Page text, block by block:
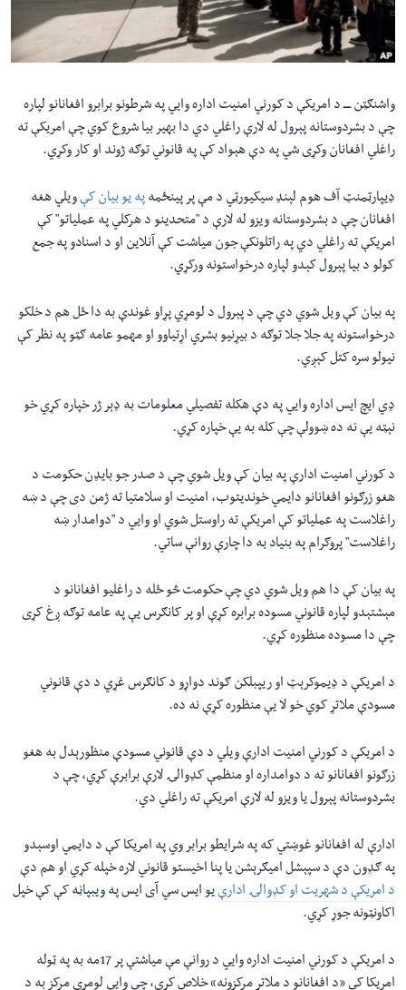
دلته
مخکې
لټون
واوړئ
اداریه
Learning English
FOLLOW US
ژبې
واشنګټن ــــ د امریکې د کورني امنیت اداره وایي په شرطونو برابرو افغانانو لپاره
چې د بشردوستانه پېرول له لارې راغلي دي دا بهیر بیا شروع کوي چې امریکې ته
راغلي افغانان وکړی شي په دې هېواد کې په قانوني توګه ژوند او کار وکړي.
ډیپارټمنټ آف هوم لېنډ سیکیورټي د مې پر پینځمه په یو بیان کېویلي هغه
افغانان چې د بشردوستانه ویزو له لارې د "متحدینو د هرکلي په عملیاتو" کې
امریکې ته راغلي دي په راتلونکې جون میاشت کې آنلاین او د اسنادو په جمع
کولو د بیا پېرول کېدو لپاره درخواستونه ورکړي.
په بیان کې ویل شوي دي‌ چې د پېرول د لومړي پړاو غوندې به دا ځل هم د خلکو
درخواستونه په جلا جلا توګه د بیړنیو بشري اړتیاوو او مهمو عامه ګټو په نظر کې
نیولو سره کتل کېږي.
ډي ایچ ایس اداره وایي په دې هکله تفصیلي معلومات به ډېر ژر خپاره کړي خو
نېټه یې نه ده ښوولې چې کله به یې خپاره کړي.
د کورني امنیت ادارې په بیان کې ویل شوي چې د صدر جو بایډن حکومت د
هغو زرګونو افغانانو دایمي خوندیتوب، امنیت او سلامتیا ته ژمن دی چې د ښه
راغلاست په عملیاتو کې امریکې ته راوستل شوي او وایي د "دوامدار ښه
راغلاست" پروګرام په بنیاد به دا چارې روانې ساتي.
په بیان کې دا هم ویل شوي دي‌ چې حکومت څو ځله د راغلیو افغانانو د
مېشتېدو لپاره قانوني مسوده برابره کړې او پر کانګرس یې په عامه توګه ږغ کړی
چې دا مسوده منظوره کړي.
د امریکې د ډیموکرېټ او ریپبلکن ګوند دواړو د کانګرس غړي د دې قانوني
مسودې ملاتړ کوي خو لا یې منظوره کړې نه ده.
د امریکې د کورني امنیت ادارې ویلي د دې قانوني مسودې منظورېدل به هغو
زرګونو افغانانو ته د دوامداره او منظمې کډوالۍ لارې برابرې کړي، چې د
بشردوستانه پېرول یا ویزو له لارې امریکې ته راغلي دي.
ادارې له افغانانو غوښتي که په شرایطو برابر وي په امریکا کې د دایمي اوسېدو
په ګډون دې د سپېشل امیګرېشن یا پنا اخیستو قانوني‌ لاره خپله کړي او هم دې
د امریکې د شهریت او کډوالۍ ادارېیو ایس سي آی ایس په ویبپاڼه کې کې خپل
اکاونټونه جوړ کړي.
د امریکې د کورني امنیت اداره وایي د روانې مې میاشتې پر 17مه به په ټوله
امریکا کې «د افغانانو د ملاتړ مرکزونه» خلاص کړي، چې وایي لومړی مرکز به د